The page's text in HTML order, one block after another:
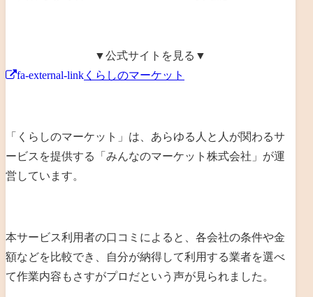
▼公式サイトを見る▼
fa-external-link くらしのマーケット
「くらしのマーケット」は、あらゆる人と人が関わるサ
ービスを提供する「みんなのマーケット株式会社」が運
営しています。
本サービス利用者の口コミによると、各会社の条件や金
額などを比較でき、自分が納得して利用する業者を選べ
て作業内容もさすがプロだという声が見られました。